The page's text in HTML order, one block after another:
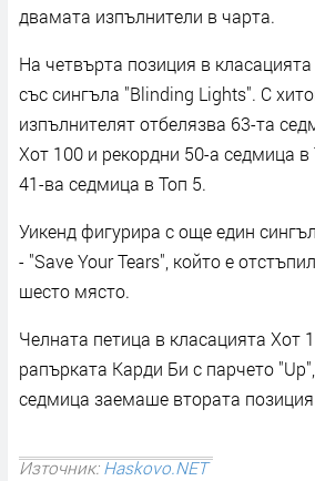
двамата изпълнители в чарта.
На четвърта позиция в
със сингъла "Blinding Lights". С
изпълнителят отбелязва 63-та
Хот 100 и рекордни 50-а седмица в
41-ва седмица в Топ 5.
Уикенд фигурира с още един
- "Save Your Tears", който е
шесто място.
Челната петица в класацията Хот
рапърката Карди Би с парчето
седмица заемаше втората позиция
Източник: Haskovo.NET